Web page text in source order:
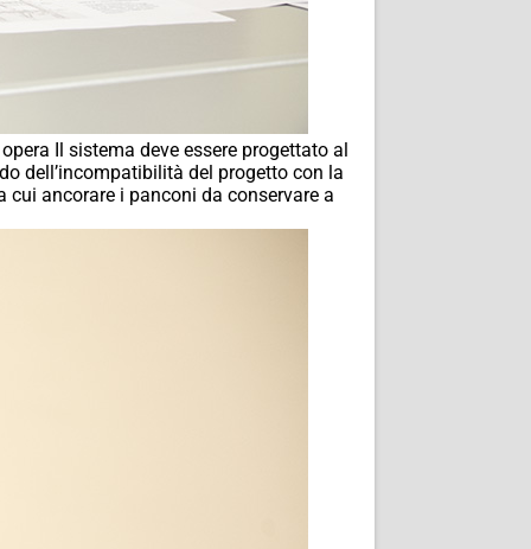
Il sistema deve essere progettato al
dell’incompatibilità del progetto con la
ancorare i panconi da conservare a